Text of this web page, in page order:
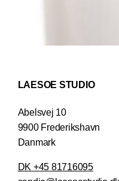
LAESOE STUDIO
Abelsvej 10
9900 Frederikshavn
Danmark
DK +45 81716095